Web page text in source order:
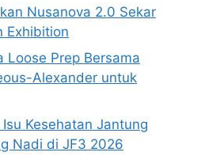
Nusanova 2.0 Sekar
Exhibition
Loose Prep Bersama
Alexander untuk
Kesehatan Jantung
Nadi di JF3 2026